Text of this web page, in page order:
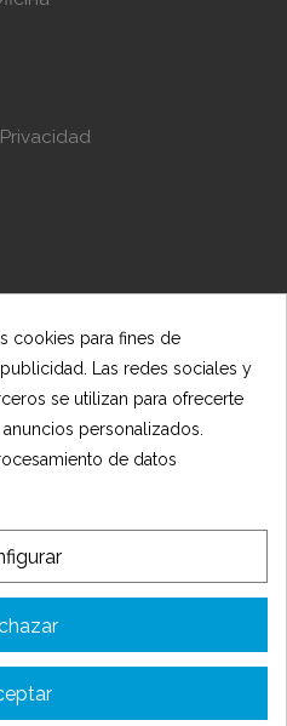
por 🍋AmarilloLimón
una subvención de la Consejería de
cookies para fines de
Las redes sociales y
se utilizan para ofrecerte
personalizados.
de datos